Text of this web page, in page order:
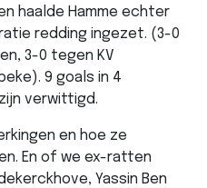
haalde Hamme echter
redding ingezet. (3-0
3-0 tegen KV
9 goals in 4
verwittigd.
en hoe ze
En of we ex-ratten
Yassin Ben